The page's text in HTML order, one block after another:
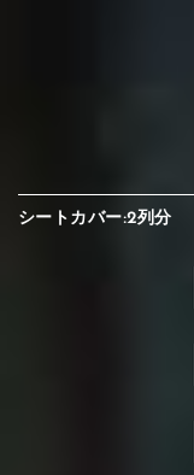
シートカバー:2列分